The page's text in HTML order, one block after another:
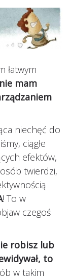
łatwym
nie mam
niechęć do
ciągłe
efektów,
twierdzi,
! To w
czegoś
robisz lub
to
w takim